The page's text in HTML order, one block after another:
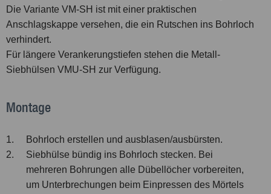
Die Variante VM-SH ist mit einer praktischen
Anschlagskappe versehen, die ein Rutschen ins Bohrloch
verhindert.
Für längere Verankerungstiefen stehen die Metall-
Siebhülsen VMU-SH zur Verfügung.
Montage
1.
Bohrloch erstellen und ausblasen/ausbürsten.
2.
Siebhülse bündig ins Bohrloch stecken. Bei
mehreren Bohrungen alle Dübellöcher vorbereiten,
um Unterbrechungen beim Einpressen des Mörtels